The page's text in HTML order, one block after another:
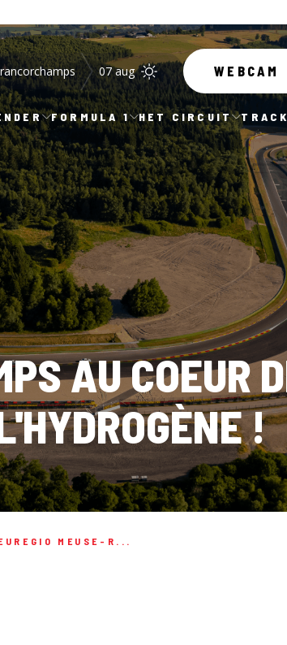
07 aug WEBCAM
FORMULA 1 HET CIRCUIT
AU COEUR
!
MEUSE-R...